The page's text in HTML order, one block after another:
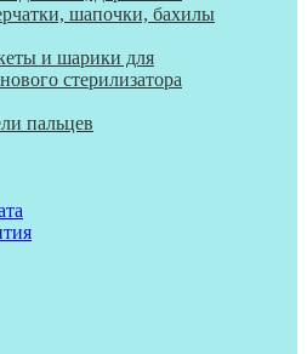
шапочки, бахилы
и шарики для
стерилизатора
пальцев